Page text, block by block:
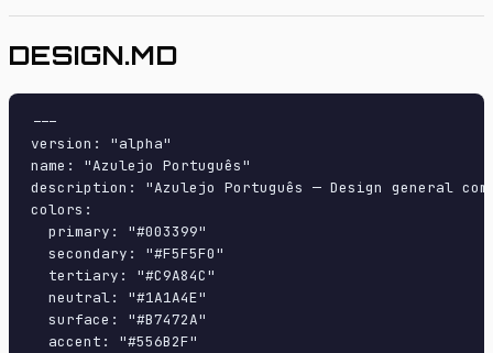
DESIGN.MD
---
version: "alpha"
name: "Azulejo Português"
description: "Azulejo Português — Design general
colors:
  primary: "#003399"
  secondary: "#F5F5F0"
  tertiary: "#C9A84C"
  neutral: "#1A1A4E"
  surface: "#B7472A"
  accent: "#556B2F"